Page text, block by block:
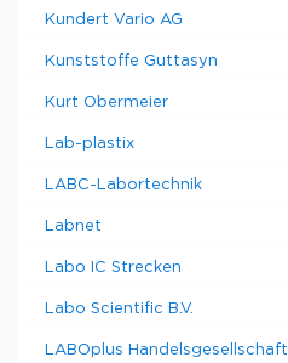
Kundert Vario AG
Kunststoffe Guttasyn
Kurt Obermeier
Lab-plastix
LABC-Labortechnik
Labnet
Labo IC Strecken
Labo Scientific B.V.
LABOplus Handelsgesellschaft